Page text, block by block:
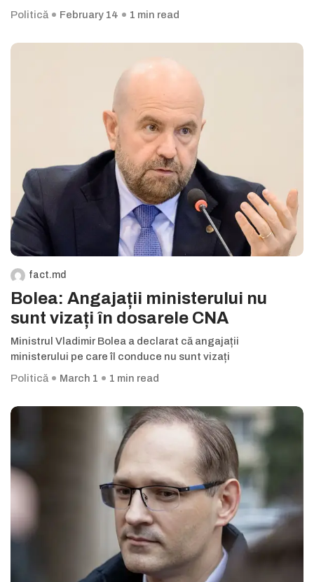
Politică
February 14 1 min read
fact.md
Bolea: Angajații ministerului nu
sunt vizați în dosarele CNA
Ministrul Vladimir Bolea a declarat că angajații
ministerului pe care îl conduce nu sunt vizați
Politică
March 1 1 min read